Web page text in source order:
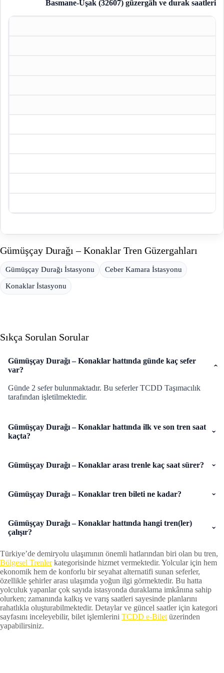
Basmane-Uşak (32607)güzergâh ve durak saatleri
Gümüşçay Durağı – Konaklar Tren Güzergahları
Gümüşçay Durağı İstasyonu Ceber Kamara İstasyonu
Konaklar İstasyonu
Sıkça Sorulan Sorular
Gümüşçay Durağı – Konaklar hattında günde kaç sefer
var?
Günde 2 sefer bulunmaktadır. Bu seferler TCDD Taşımacılık
tarafından işletilmektedir.
Gümüşçay Durağı – Konaklar hattında ilk ve son tren saat
kaçta?
Gümüşçay Durağı – Konaklar arası trenle kaç saat sürer?
Gümüşçay Durağı – Konaklar tren bileti ne kadar?
Gümüşçay Durağı – Konaklar hattında hangi tren(ler)
çalışır?
Türkiye’de demiryolu ulaşımının önemli hatlarından biri olan bu tren,
Bölgesel Trenlerkategorisinde hizmet vermektedir. Yolcular için hem
ekonomik hem de konforlu bir seyahat alternatifi sunan seferler,
özellikle şehirler arası ulaşımda yoğun ilgi görmektedir. Bu hatta
yolculuk yapanlar çok sayıda istasyonda duraklama imkânına sahip
olurken; zamanında kalkış ve varış saatleri sayesinde planlarını
rahatlıkla oluşturabilmektedir. Detaylar ve güncel saatler için kategori
sayfasını inceleyebilir, bilet işlemlerini TCDD e-Bilet üzerinden
yapabilirsiniz.